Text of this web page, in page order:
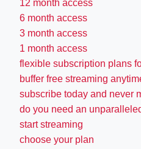
12 month access
6 month access
3 month access
1 month access
flexible subscription plans
buffer free streaming
subscribe today and never
do you need an
start streaming
choose your plan